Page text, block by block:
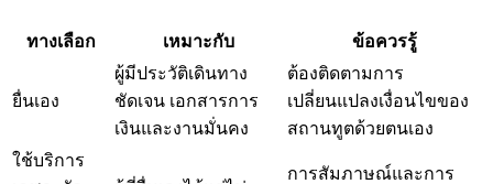
ทางเลือก เหมาะกับ ข้อควรรู้
ยื่นเอง
ผู้มีประวัติเดินทาง
ชัดเจน เอกสารการ
เงินและงานมั่นคง
ต้องติดตามการ
เปลี่ยนแปลงเงื่อนไขของ
สถานทูตด้วยตนเอง
ใช้บริการ
การสัมภาษณ์และการ